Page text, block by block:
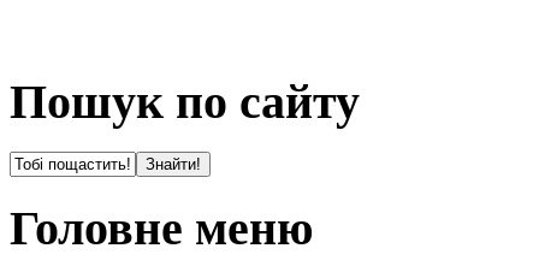
Пошук по сайту
Головне меню